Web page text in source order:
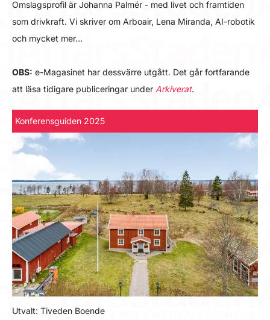
Omslagsprofil är Johanna Palmér - med livet och framtiden
som drivkraft. Vi skriver om Arboair, Lena Miranda, AI-robotik
och mycket mer…
OBS: e-Magasinet har dessvärre utgått. Det går fortfarande
att läsa tidigare publiceringar under Arkiverat.
Konferensguiden 2025
Utvalt: Tiveden Boende